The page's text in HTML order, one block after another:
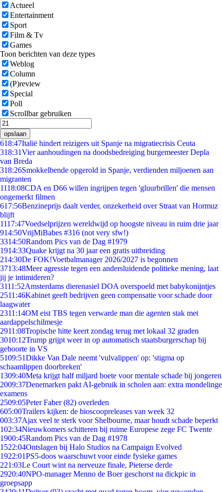
Actueel
Entertainment
Sport
Film & Tv
Games
Toon berichten van deze types
Weblog
Column
(P)review
Special
Poll
Scrollbar gebruiken
opslaan
618:47Italië hindert reizigers uit Spanje na migratiecrisis Ceuta
318:31Vier aanhoudingen na doodsbedreiging burgemeester Depla
van Breda
318:26Smokkelbende opgerold in Spanje, verdienden miljoenen aan
migranten
1118:08CDA en D66 willen ingrijpen tegen 'gluurbrillen' die mensen
ongemerkt filmen
617:56Benzineprijs daalt verder, onzekerheid over Straat van Hormuz
blijft
1117:47Voedselprijzen wereldwijd op hoogste niveau in ruim drie jaar
914:50VrijMiBabes #316 (not very sfw!)
3314:50Random Pics van de Dag #1979
1914:33Quake krijgt na 30 jaar een gratis uitbreiding
214:30De FOK!Voetbalmanager 2026/2027 is begonnen
3713:48Meer agressie tegen een andersluidende politieke mening, laat
jij je intimideren?
3111:52Amsterdams dierenasiel DOA overspoeld met babykonijntjes
2511:46Kabinet geeft bedrijven geen compensatie voor schade door
laagwater
2311:14OM eist TBS tegen verwarde man die agenten stak met
aardappelschilmesje
2911:08Tropische hitte keert zondag terug met lokaal 32 graden
3010:12Trump grijpt weer in op automatisch staatsburgerschap bij
geboorte in VS
5109:51Dikke Van Dale neemt 'vulvalippen' op: 'stigma op
schaamlippen doorbreken'
1309:40Meta krijgt half miljard boete voor mentale schade bij jongeren
2009:37Denemarken pakt AI-gebruik in scholen aan: extra mondelinge
examens
2509:05Peter Faber (82) overleden
605:00Trailers kijken: de bioscoopreleases van week 32
003:37Ajax veel te sterk voor Shelbourne, maar houdt schade beperkt
102:34Nieuwkomers schitteren bij ruime Europese zege FC Twente
1900:45Random Pics van de Dag #1978
1522:04Ontslagen bij Halo Studios na Campaign Evolved
1922:01PS5-doos waarschuwt voor einde fysieke games
221:03Le Court wint na nerveuze finale, Pieterse derde
2920:40NPO-manager Menno de Boer geschorst na dickpic in
groepsapp